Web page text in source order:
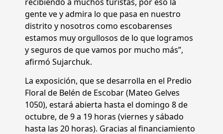
gente ve y admira lo que pasa en nuestro
distrito y nosotros como escobarenses
estamos muy orgullosos de lo que logramos
y seguros de que vamos por mucho más”,
afirmó Sujarchuk.
La exposición, que se desarrolla en el Predio
Floral de Belén de Escobar (Mateo Gelves
1050), estará abierta hasta el domingo 8 de
octubre, de 9 a 19 horas (viernes y sábado
hasta las 20 horas). Gracias al financiamiento